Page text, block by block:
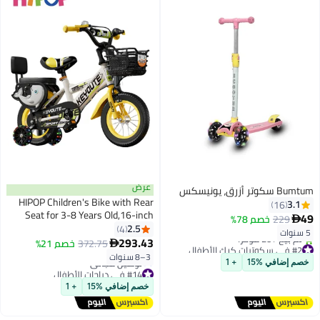
Bumtum سكوتر أزرق، يونيسكس
3.1
16
49
229 خصم 78%
5 سنوات
#2 في سكوترات كيك الأطفال
توصيل مجاني
تم بيع +20 مؤخرًا
خصم إضافي %15 + 1
عرض
HIPOP Children's Bike with Rear
Seat for 3-8 Years Old,16-inch
Wheels,Adjustable Seat and
Handlebars,Silent Auxiliary
Flashing Wheels,Universal for
Boys and Girls Bicycle
2.5
4
293.43
372.75خصم 21%
3–8 سنوات
#14 في دراجات الأطفال
أقل سعر في 30 يوم
توصيل مجاني
#14 في دراجات الأطفال
خصم إضافي %15 + 1